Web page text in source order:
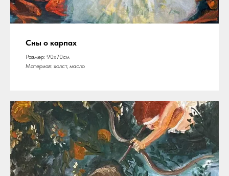
Сны о карпах
Размер: 90х70см
Материал: холст, масло